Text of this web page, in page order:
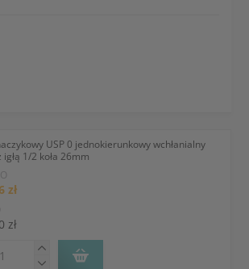
USP 0 jednokierunkowy wchłanialny
igłą 1/2 koła 26mm
zł
zł